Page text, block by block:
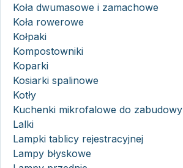
Koła dwumasowe i zamachowe
Koła rowerowe
Kołpaki
Kompostowniki
Koparki
Kosiarki spalinowe
Kotły
Kuchenki mikrofalowe do zabudowy
Lalki
Lampki tablicy rejestracyjnej
Lampy błyskowe